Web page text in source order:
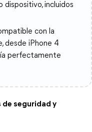
incluidos
con la
desde iPhone 4
perfectamente
de seguridad y